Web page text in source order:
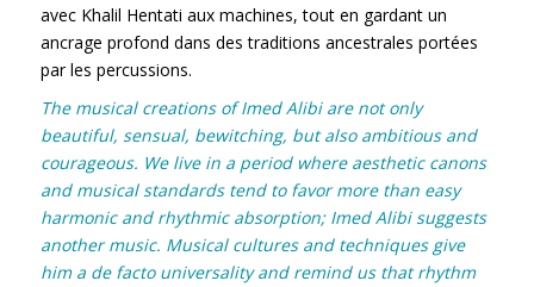
avec Khalil Hentati aux machines, tout en gardant un
ancrage profond dans des traditions ancestrales portées
par les percussions.
The musical creations of Imed Alibi are not only
beautiful, sensual, bewitching, but also ambitious and
courageous. We live in a period where aesthetic canons
and musical standards tend to favor more than easy
harmonic and rhythmic absorption; Imed Alibi suggests
another music. Musical cultures and techniques give
him a de facto universality and remind us that rhythm